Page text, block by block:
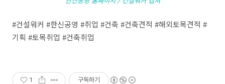
#건설워커 #한신공영 #취업 #건축 #건축견적 #해외토목견적 #
기획 #토목취업 #건축취업
1 구독하기